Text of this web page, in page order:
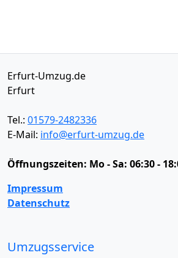
Erfurt-Umzug.de
Erfurt
Tel.: 01579-2482336
E-Mail: info@erfurt-umzug.de
Öffnungszeiten: Mo - Sa: 06:30 -
Impressum
Datenschutz
Umzugsservice